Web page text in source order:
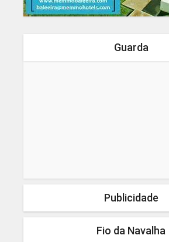
Guarda
Publicidade
Fio da Navalha